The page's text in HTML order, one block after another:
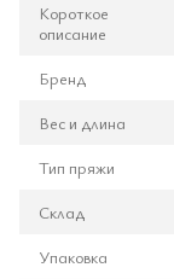
Короткое
описание
Бренд
Вес и длина
Тип пряжи
Склад
Упаковка